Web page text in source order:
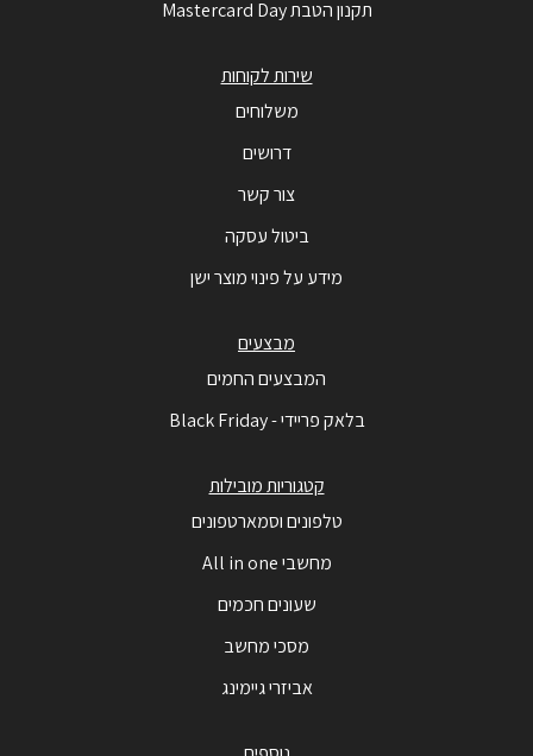
תקנון הטבת Mastercard Day
שירות לקוחות
משלוחים
דרושים
צור קשר
ביטול עסקה
מידע על פינוי מוצר ישן
מבצעים
המבצעים החמים
בלאק פריידי - Black Friday
קטגוריות מובילות
טלפונים וסמארטפונים
מחשבי All in one
שעונים חכמים
מסכי מחשב
אביזרי גיימינג